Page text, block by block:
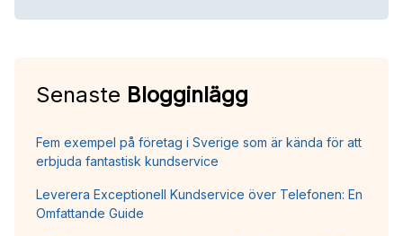
Senaste Blogginlägg
Fem exempel på företag i Sverige som är kända för att
erbjuda fantastisk kundservice
Leverera Exceptionell Kundservice över Telefonen: En
Omfattande Guide